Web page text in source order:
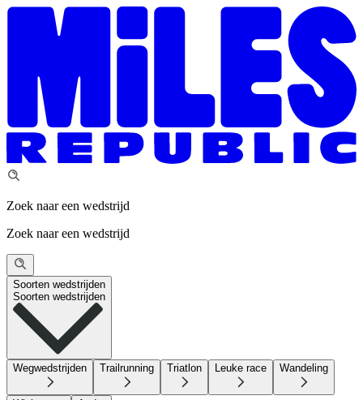
Zoek naar een wedstrijd
Zoek naar een wedstrijd
Soorten wedstrijden
Soorten wedstrijden
Wegwedstrijden Trailrunning Triatlon Leuke race Wandeling